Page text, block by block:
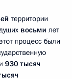
территории
восьми лет
процесс были
930 тысяч